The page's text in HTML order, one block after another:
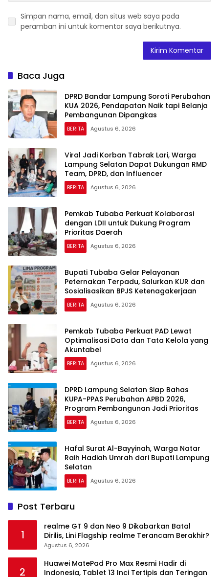
Simpan nama, email, dan situs web saya pada
peramban ini untuk komentar saya berikutnya.
Baca Juga
DPRD Bandar Lampung Soroti Perubahan
KUA 2026, Pendapatan Naik tapi Belanja
Pembangunan Dipangkas
BERITA Agustus 6, 2026
Viral Jadi Korban Tabrak Lari, Warga
Lampung Selatan Dapat Dukungan RMD
Team, DPRD, dan Influencer
BERITA Agustus 6, 2026
Pemkab Tubaba Perkuat Kolaborasi
dengan LDII untuk Dukung Program
Prioritas Daerah
BERITA Agustus 6, 2026
Bupati Tubaba Gelar Pelayanan
Peternakan Terpadu, Salurkan KUR dan
Sosialisasikan BPJS Ketenagakerjaan
BERITA Agustus 6, 2026
Pemkab Tubaba Perkuat PAD Lewat
Optimalisasi Data dan Tata Kelola yang
Akuntabel
BERITA Agustus 6, 2026
DPRD Lampung Selatan Siap Bahas
KUPA-PPAS Perubahan APBD 2026,
Program Pembangunan Jadi Prioritas
BERITA Agustus 6, 2026
Hafal Surat Al-Bayyinah, Warga Natar
Raih Hadiah Umrah dari Bupati Lampung
Selatan
BERITA Agustus 6, 2026
Post Terbaru
1
realme GT 9 dan Neo 9 Dikabarkan Batal
Dirilis, Lini Flagship realme Terancam Berakhir?
Agustus 6, 2026
2
Huawei MatePad Pro Max Resmi Hadir di
Indonesia, Tablet 13 Inci Tertipis dan Teringan